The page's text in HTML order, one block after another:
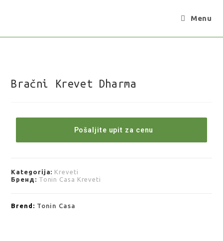
Menu
Bračni Krevet Dharma
Pošaljite upit za cenu
Kategorija: Kreveti
Бренд: Tonin Casa Kreveti
Brend: Tonin Casa